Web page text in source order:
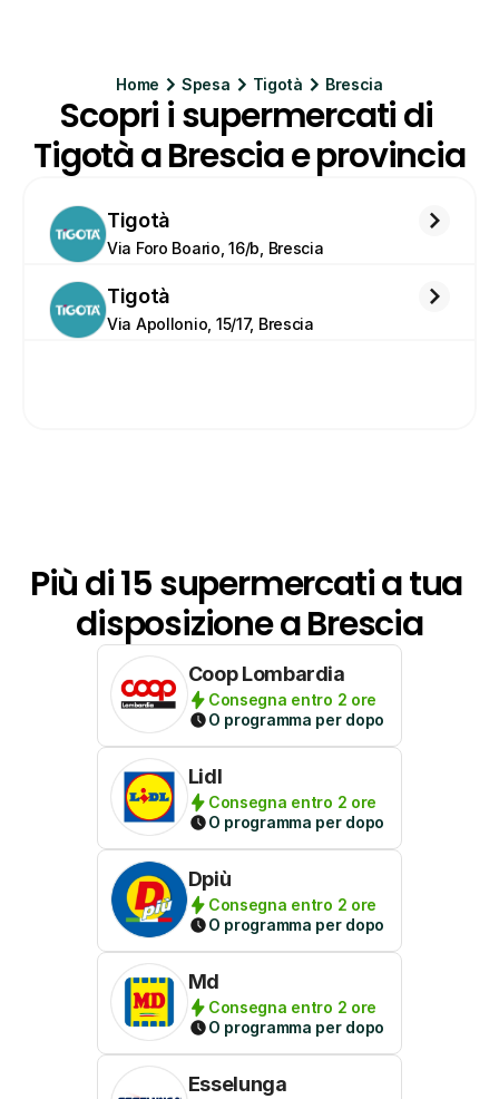
Home Spesa Tigotà Brescia
Scopri i supermercati di
Tigotà a Brescia e provincia
Tigotà
Via Foro Boario, 16/b, Brescia
Tigotà
Via Apollonio, 15/17, Brescia
Più di 15 supermercati a tua
disposizione a Brescia
Coop Lombardia
Consegna entro 2 ore
O programma per dopo
Lidl
Consegna entro 2 ore
O programma per dopo
Dpiù
Consegna entro 2 ore
O programma per dopo
Md
Consegna entro 2 ore
O programma per dopo
Esselunga